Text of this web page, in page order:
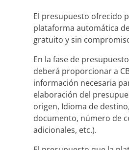
El presupuesto ofrecido
plataforma automática
gratuito y sin
En la fase de
deberá proporcionar a
información necesaria
elaboración del
origen, Idioma de
documento, número de
adicionales, etc.).